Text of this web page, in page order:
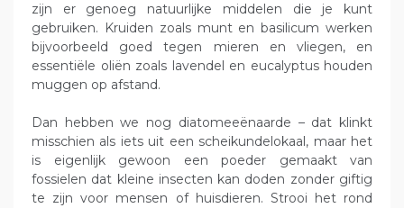
zijn er genoeg natuurlijke middelen die je kunt
gebruiken. Kruiden zoals munt en basilicum werken
bijvoorbeeld goed tegen mieren en vliegen, en
essentiële oliën zoals lavendel en eucalyptus houden
muggen op afstand.
Dan hebben we nog diatomeeënaarde – dat klinkt
misschien als iets uit een scheikundelokaal, maar het
is eigenlijk gewoon een poeder gemaakt van
fossielen dat kleine insecten kan doden zonder giftig
te zijn voor mensen of huisdieren. Strooi het rond